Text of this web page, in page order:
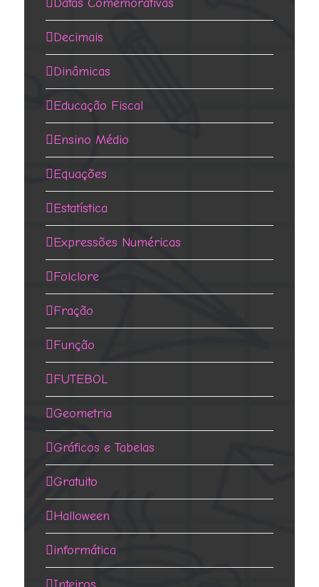
Datas Comemorativas
Decimais
Dinâmicas
Educação Fiscal
Ensino Médio
Equações
Estatística
Expressões Numéricas
Folclore
Fração
Função
FUTEBOL
Geometria
Gráficos e Tabelas
Gratuito
Halloween
informática